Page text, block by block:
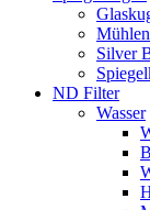
Silver
ND Filter
Wasser